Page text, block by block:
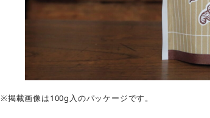
※掲載画像は100g入のパッケージです。